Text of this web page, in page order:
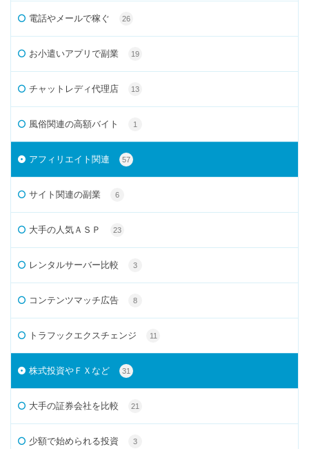
電話やメールで稼ぐ 26
お小遣いアプリで副業 19
チャットレディ代理店 13
風俗関連の高額バイト 1
アフィリエイト関連 57
サイト関連の副業 6
大手の人気ＡＳＰ 23
レンタルサーバー比較 3
コンテンツマッチ広告 8
トラフックエクスチェンジ 11
株式投資やＦＸなど 31
大手の証券会社を比較 21
少額で始められる投資 3